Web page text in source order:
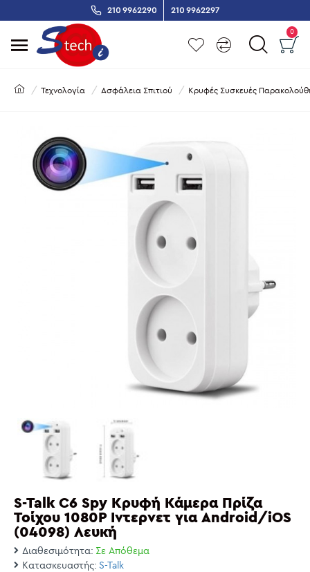
210 9962290 210 9962297
0
Τεχνολογία Ασφάλεια Σπιτιού Κρυφές Συσκευές
S-Talk C6 Spy Κρυφή Κάμερα Πρίζα
Τοίχου 1080P Ιντερνετ για Android/iOS
(04098) Λευκή
Διαθεσιμότητα: Σε Απόθεμα
Κατασκευαστής: S-Talk